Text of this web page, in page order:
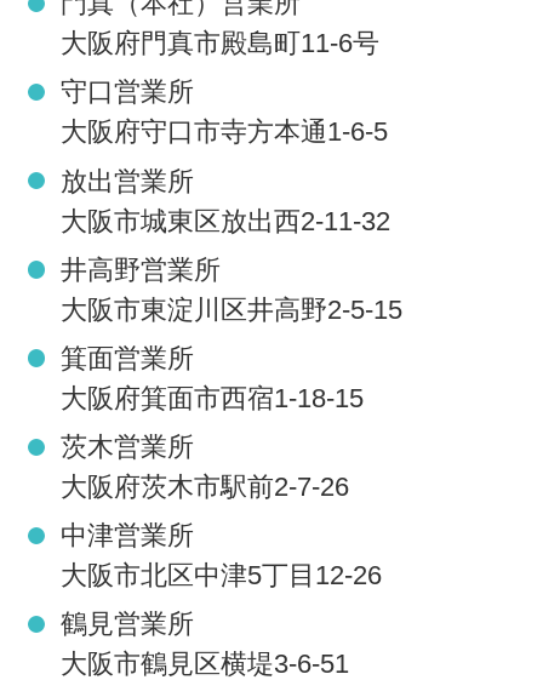
大阪府門真市殿島町11-6号
守口営業所
大阪府守口市寺方本通1-6-5
放出営業所
大阪市城東区放出西2-11-32
井高野営業所
大阪市東淀川区井高野2-5-15
箕面営業所
大阪府箕面市西宿1-18-15
茨木営業所
大阪府茨木市駅前2-7-26
中津営業所
大阪市北区中津5丁目12-26
鶴見営業所
大阪市鶴見区横堤3-6-51